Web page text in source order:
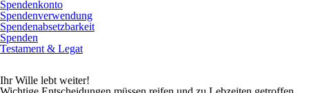
Spendenkonto
Spendenverwendung
Spendenabsetzbarkeit
Spenden
Testament & Legat
Ihr Wille lebt weiter!